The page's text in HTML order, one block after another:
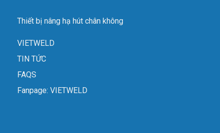
Thiết bị nâng hạ hút chân không
VIETWELD
TIN TỨC
FAQS
Fanpage: VIETWELD